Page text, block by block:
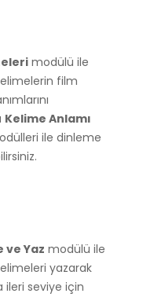
modülü ile
film
Kelime Anlamı
ile dinleme
ve Yaz modülü ile
yazarak
ileri seviye için